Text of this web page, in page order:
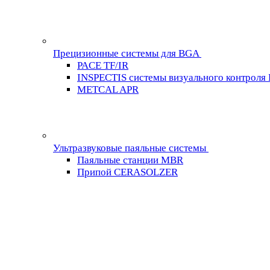
Прецизионные системы для BGA
PACE TF/IR
INSPECTIS системы визуального контроля
METCAL APR
Ультразвуковые паяльные системы
Паяльные станции MBR
Припой CERASOLZER